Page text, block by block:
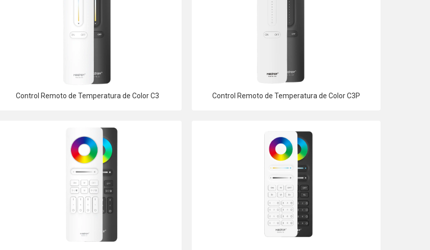
Control Remoto de Temperatura de Color C3 Control Remoto de Temperatura de Color C3P